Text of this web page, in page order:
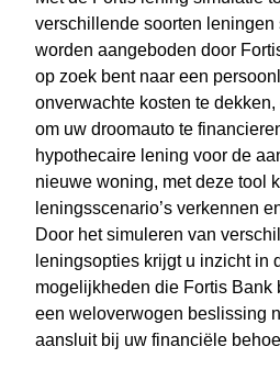
verschillende soorten leningen
worden aangeboden door
op zoek bent naar een
onverwachte kosten te
om uw droomauto te
hypothecaire lening voor de
nieuwe woning, met deze tool
leningsscenario’s verkennen
Door het simuleren van
leningsopties krijgt u inzicht in
mogelijkheden die Fortis Bank
een weloverwogen beslissing
aansluit bij uw financiële